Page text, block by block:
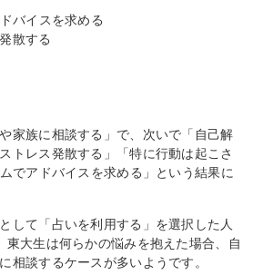
バイスを求める
散する
家族に相談する」で、次いで「自己解
トレス発散する」「特に行動は起こさ
でアドバイスを求める」という結果に
して「占いを利用する」を選択した人
東大生は何らかの悩みを抱えた場合、自
相談するケースが多いようです。